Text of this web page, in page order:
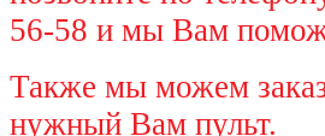
56-58 и мы Вам
Также мы можем
нужный Вам пульт.